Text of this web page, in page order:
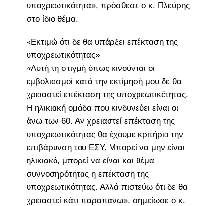
υποχρεωτικότητα», πρόσθεσε ο κ. Πλεύρης
στο ίδιο θέμα.
«Εκτιμώ ότι δε θα υπάρξει επέκταση της
υποχρεωτικότητας»
«Αυτή τη στιγμή όπως κινούνται οι
εμβολιασμοί κατά την εκτίμησή μου δε θα
χρειαστεί επέκταση της υποχρεωτικότητας.
Η ηλικιακή ομάδα που κινδυνεύει είναι οι
άνω των 60. Αν χρειαστεί επέκταση της
υποχρεωτικότητας θα έχουμε κριτήριο την
επιβάρυνση του ΕΣΥ. Μπορεί να μην είναι
ηλικιακό, μπορεί να είναι και θέμα
συννοσηρότητας η επέκταση της
υποχρεωτικότητας. Αλλά πιστεύω ότι δε θα
χρειαστεί κάτι παραπάνω», σημείωσε ο κ.